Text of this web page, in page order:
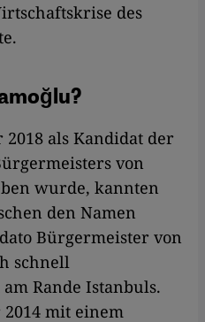
des
als Kandidat der
von
wurde, kannten
den Namen
Bürgermeister von
schnell
Rande Istanbuls.
mit einem